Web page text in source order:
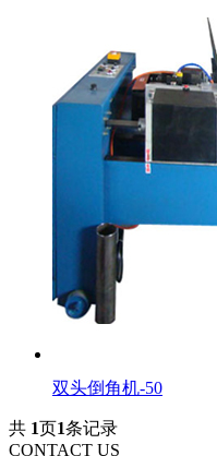
双头倒角机-50
共 1页1条记录
CONTACT US